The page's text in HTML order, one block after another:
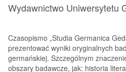
Wydawnictwo Uniwersytetu
Czasopismo „Studia Germanica
prezentować wyniki oryginalnych
germańskiej. Szczególnym
obszary badawcze, jak: historia